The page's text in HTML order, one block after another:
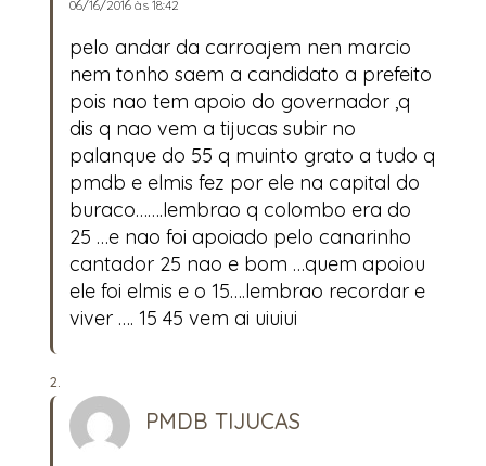
06/16/2016 às 18:42
pelo andar da carroajem nen marcio
nem tonho saem a candidato a prefeito
pois nao tem apoio do governador ,q
dis q nao vem a tijucas subir no
palanque do 55 q muinto grato a tudo q
pmdb e elmis fez por ele na capital do
buraco…….lembrao q colombo era do
25 …e nao foi apoiado pelo canarinho
cantador 25 nao e bom …quem apoiou
ele foi elmis e o 15….lembrao recordar e
viver …. 15 45 vem ai uiuiui
PMDB TIJUCAS